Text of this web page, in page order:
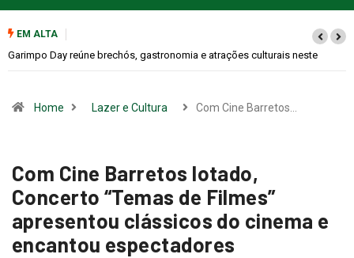
EM ALTA
Bugonia transforma paranoia e conspiração em um suspense imprevisível
Home Lazer e Cultura Com Cine Barretos…
Com Cine Barretos lotado,
Concerto “Temas de Filmes”
apresentou clássicos do cinema e
encantou espectadores